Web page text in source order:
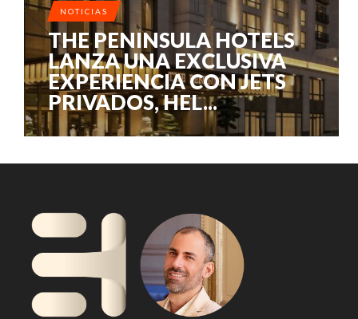
NOTICIAS
THE PENINSULA HOTELS
LANZA UNA EXCLUSIVA
EXPERIENCIA CON JETS
PRIVADOS, HEL...